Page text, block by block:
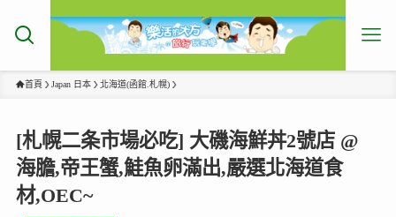
首頁 Japan 日本 北海道(函館.札幌)
[札幌二条市場必吃] 大磯海鮮丼2號店 @
海膽,帝王蟹,鮭魚卵滿出,嚴選北海道食
材,OEC~